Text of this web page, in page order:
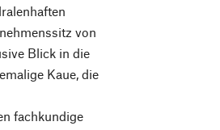
von
Blick in die
Kaue, die
fachkundige